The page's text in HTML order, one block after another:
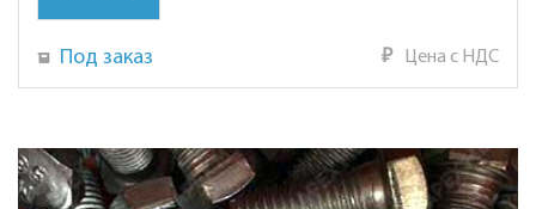
Под заказ ₽ Цена с НДС